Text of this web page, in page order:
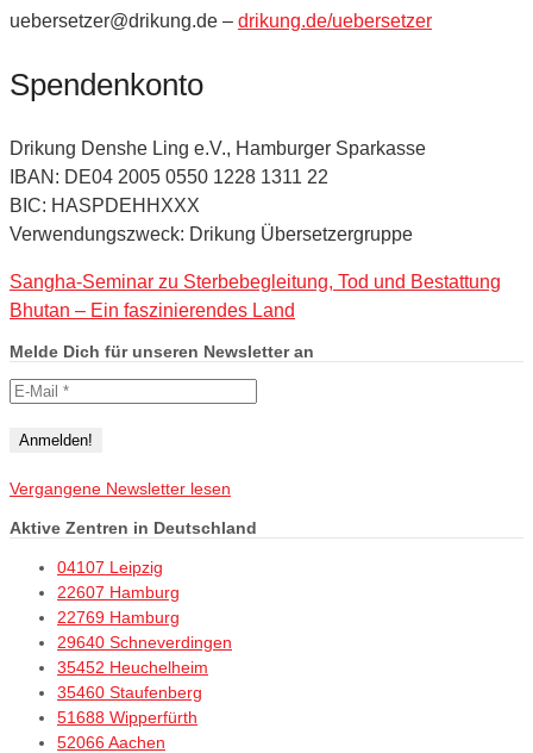
uebersetzer@drikung.de – drikung.de/uebersetzer
Spendenkonto
Drikung Denshe Ling e.V., Hamburger Sparkasse
IBAN: DE04 2005 0550 1228 1311 22
BIC: HASPDEHHXXX
Verwendungszweck: Drikung Übersetzergruppe
Sangha-Seminar zu Sterbebegleitung, Tod und Bestattung
Bhutan – Ein faszinierendes Land
Melde Dich für unseren Newsletter an
Vergangene Newsletter lesen
Aktive Zentren in Deutschland
04107 Leipzig
22607 Hamburg
22769 Hamburg
29640 Schneverdingen
35452 Heuchelheim
35460 Staufenberg
51688 Wipperfürth
52066 Aachen